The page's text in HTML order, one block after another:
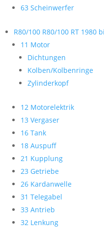
63 Scheinwerfer
R80/100 R80/100 RT 1980
11 Motor
Dichtungen
Kolben/Kolbenringe
Zylinderkopf
12 Motorelektrik
13 Vergaser
16 Tank
18 Auspuff
21 Kupplung
23 Getriebe
26 Kardanwelle
31 Telegabel
33 Antrieb
32 Lenkung